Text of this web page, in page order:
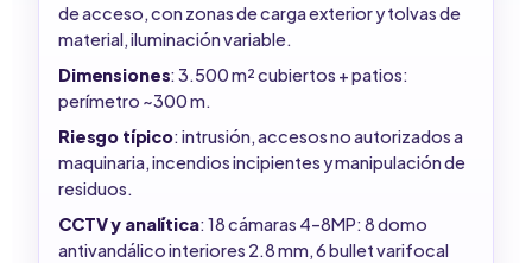
de acceso, con zonas de carga exterior y tolvas de
material, iluminación variable.
Dimensiones: 3.500 m² cubiertos + patios:
perímetro ~300 m.
Riesgo típico: intrusión, accesos no autorizados a
maquinaria, incendios incipientes y manipulación de
residuos.
CCTV y analítica: 18 cámaras 4–8MP: 8 domo
antivandálico interiores 2.8 mm, 6 bullet varifocal